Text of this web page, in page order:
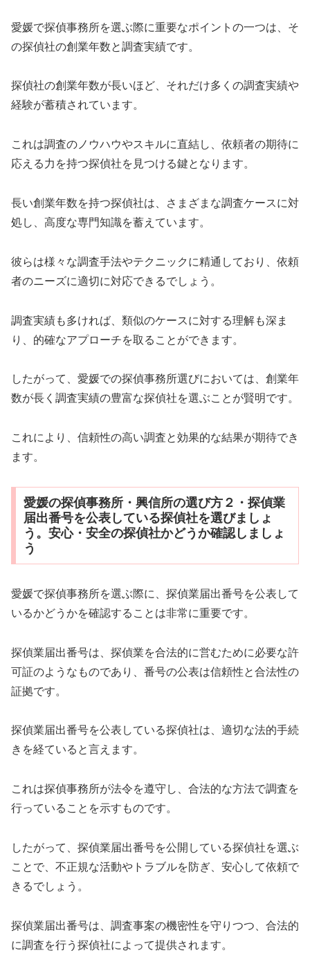
愛媛で探偵事務所を選ぶ際に重要なポイントの一つは、そ
の探偵社の創業年数と調査実績です。
探偵社の創業年数が長いほど、それだけ多くの調査実績や
経験が蓄積されています。
これは調査のノウハウやスキルに直結し、依頼者の期待に
応える力を持つ探偵社を見つける鍵となります。
長い創業年数を持つ探偵社は、さまざまな調査ケースに対
処し、高度な専門知識を蓄えています。
彼らは様々な調査手法やテクニックに精通しており、依頼
者のニーズに適切に対応できるでしょう。
調査実績も多ければ、類似のケースに対する理解も深ま
り、的確なアプローチを取ることができます。
したがって、愛媛での探偵事務所選びにおいては、創業年
数が長く調査実績の豊富な探偵社を選ぶことが賢明です。
これにより、信頼性の高い調査と効果的な結果が期待でき
ます。
愛媛の探偵事務所・興信所の選び方２・探偵業
届出番号を公表している探偵社を選びましょ
う。安心・安全の探偵社かどうか確認しましょ
う
愛媛で探偵事務所を選ぶ際に、探偵業届出番号を公表して
いるかどうかを確認することは非常に重要です。
探偵業届出番号は、探偵業を合法的に営むために必要な許
可証のようなものであり、番号の公表は信頼性と合法性の
証拠です。
探偵業届出番号を公表している探偵社は、適切な法的手続
きを経ていると言えます。
これは探偵事務所が法令を遵守し、合法的な方法で調査を
行っていることを示すものです。
したがって、探偵業届出番号を公開している探偵社を選ぶ
ことで、不正規な活動やトラブルを防ぎ、安心して依頼で
きるでしょう。
探偵業届出番号は、調査事案の機密性を守りつつ、合法的
に調査を行う探偵社によって提供されます。